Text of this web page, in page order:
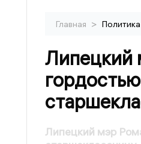
Главная > Политика
Липецкий
Липецкий мэр